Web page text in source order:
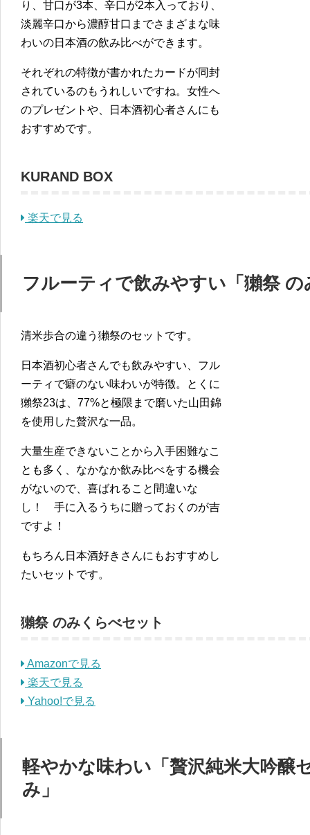
り、甘口が3本、辛口が2本入っており、
淡麗辛口から濃醇甘口までさまざまな味
わいの日本酒の飲み比べができます。
それぞれの特徴が書かれたカードが同封
されているのもうれしいですね。女性へ
のプレゼントや、日本酒初心者さんにも
おすすめです。
KURAND BOX
楽天で見る
フルーティで飲みやすい「獺祭
清米歩合の違う獺祭のセットです。
日本酒初心者さんでも飲みやすい、フル
ーティで癖のない味わいが特徴。とくに
獺祭23は、77%と極限まで磨いた山田錦
を使用した贅沢な一品。
大量生産できないことから入手困難なこ
とも多く、なかなか飲み比べをする機会
がないので、喜ばれること間違いな
し！ 手に入るうちに贈っておくのが吉
ですよ！
もちろん日本酒好きさんにもおすすめし
たいセットです。
獺祭 のみくらべセット
Amazonで見る
楽天で見る
Yahoo!で見る
軽やかな味わい「贅沢純米大吟
み」